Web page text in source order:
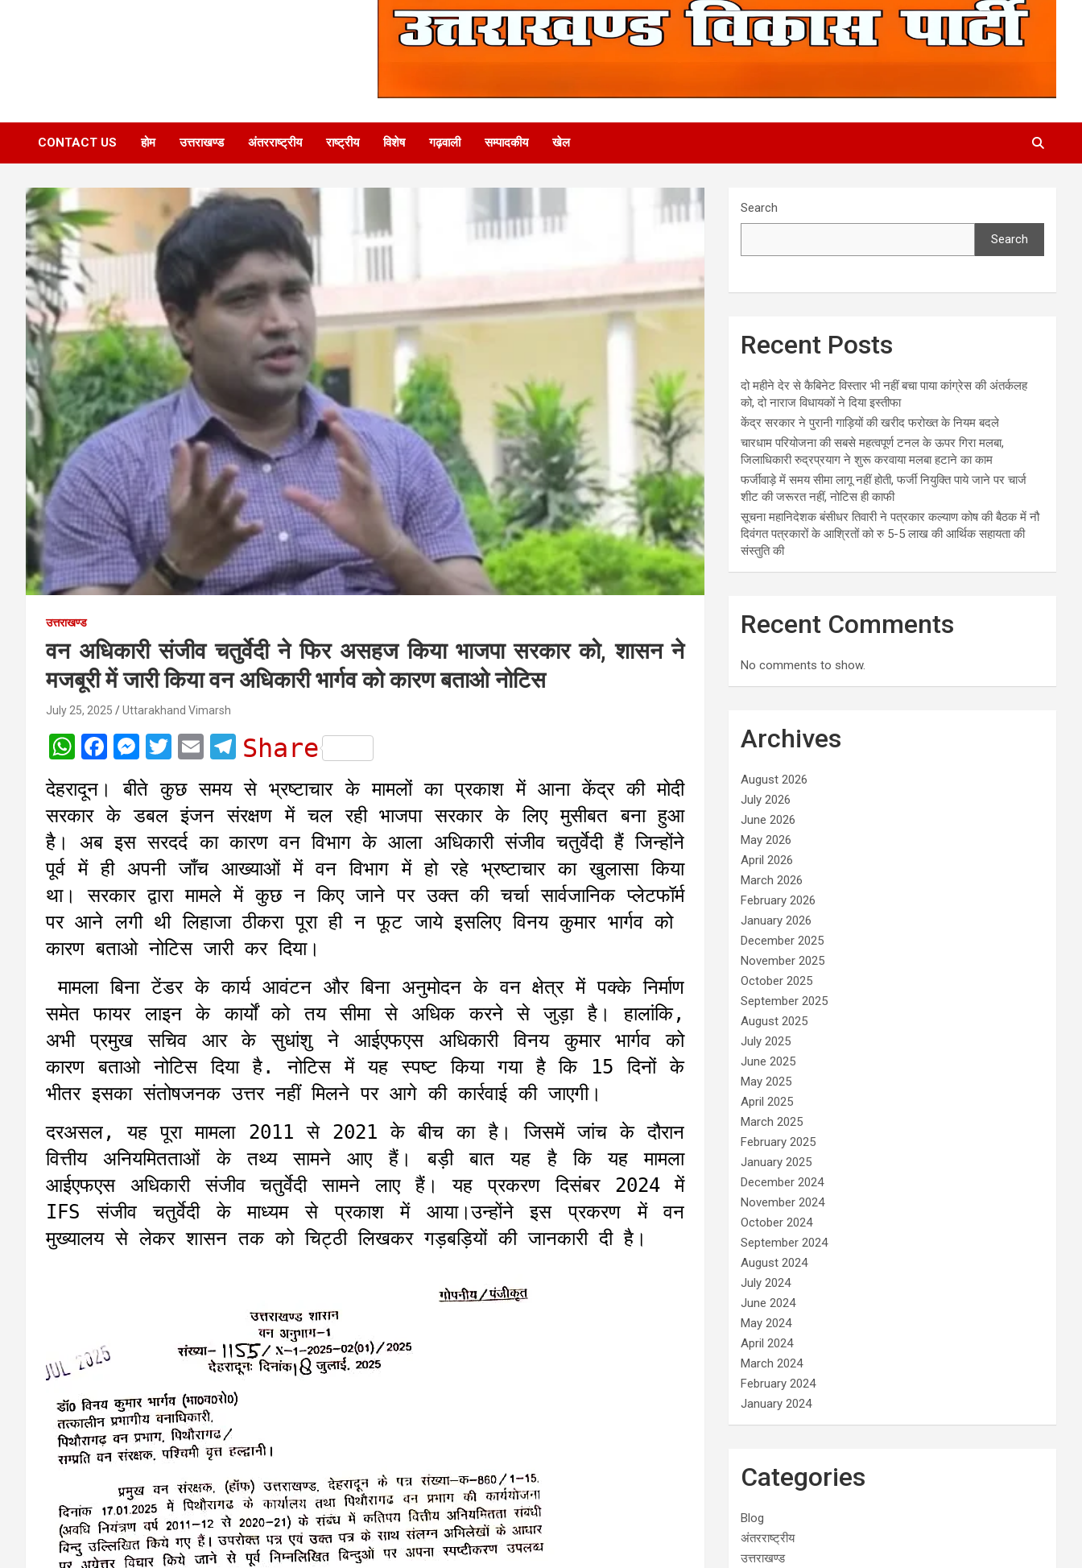
CONTACT US होम उत्तराखण्ड अंतरराष्ट्रीय राष्ट्रीय विशेष गढ़वाली सम्पादकीय खेल
उत्तराखण्ड
वन अधिकारी संजीव चतुर्वेदी ने फिर असहज किया भाजपा सरकार को, शासन ने
मजबूरी में जारी किया वन अधिकारी भार्गव को कारण बताओ नोटिस
July 25, 2025 Uttarakhand Vimarsh
W
a
t
s
A
p
p
F
c
e
b
o
o
k
M
e
s
s
e
n
g
e
r
T
i
t
t
e
r
E
a
i
l
T
e
l
e
g
r
a
m
Share
देहरादून। बीते कुछ समय से भ्रष्टाचार के मामलों का प्रकाश में आना केंद्र की मोदी
सरकार के डबल इंजन संरक्षण में चल रही भाजपा सरकार के लिए मुसीबत बना हुआ
है। अब इस सरदर्द का कारण वन विभाग के आला अधिकारी संजीव चतुर्वेदी हैं जिन्होंने
पूर्व में ही अपनी जाँच आख्याओं में वन विभाग में हो रहे भ्रष्टाचार का खुलासा किया
था। सरकार द्वारा मामले में कुछ न किए जाने पर उक्त की चर्चा सार्वजानिक प्लेटफॉर्म
पर आने लगी थी लिहाजा ठीकरा पूरा ही न फूट जाये इसलिए विनय कुमार भार्गव को
कारण बताओ नोटिस जारी कर दिया।
मामला बिना टेंडर के कार्य आवंटन और बिना अनुमोदन के वन क्षेत्र में पक्के निर्माण
समेत फायर लाइन के कार्यों को तय सीमा से अधिक करने से जुड़ा है। हालांकि,
अभी प्रमुख सचिव आर के सुधांशु ने आईएफएस अधिकारी विनय कुमार भार्गव को
कारण बताओ नोटिस दिया है. नोटिस में यह स्पष्ट किया गया है कि 15 दिनों के
भीतर इसका संतोषजनक उत्तर नहीं मिलने पर आगे की कार्रवाई की जाएगी।
दरअसल, यह पूरा मामला 2011 से 2021 के बीच का है। जिसमें जांच के दौरान
वित्तीय अनियमितताओं के तथ्य सामने आए हैं। बड़ी बात यह है कि यह मामला
आईएफएस अधिकारी संजीव चतुर्वेदी सामने लाए हैं। यह प्रकरण दिसंबर 2024 में
IFS संजीव चतुर्वेदी के माध्यम से प्रकाश में आया।उन्होंने इस प्रकरण में वन
मुख्यालय से लेकर शासन तक को चिट्ठी लिखकर गड़बड़ियों की जानकारी दी है।
Search
Search
Recent Posts
दो महीने देर से कैबिनेट विस्तार भी नहीं बचा पाया कांग्रेस की अंतर्कलह
को, दो नाराज विधायकों ने दिया इस्तीफा
केंद्र सरकार ने पुरानी गाड़ियों की खरीद फरोख्त के नियम बदले
चारधाम परियोजना की सबसे महत्वपूर्ण टनल के ऊपर गिरा मलबा,
जिलाधिकारी रुद्रप्रयाग ने शुरू करवाया मलबा हटाने का काम
फर्जीवाड़े में समय सीमा लागू नहीं होती, फर्जी नियुक्ति पाये जाने पर चार्ज
शीट की जरूरत नहीं, नोटिस ही काफी
सूचना महानिदेशक बंसीधर तिवारी ने पत्रकार कल्याण कोष की बैठक में नौ
दिवंगत पत्रकारों के आश्रितों को रु 5-5 लाख की आर्थिक सहायता की
संस्तुति की
Recent Comments
No comments to show.
Archives
August 2026
July 2026
June 2026
May 2026
April 2026
March 2026
February 2026
January 2026
December 2025
November 2025
October 2025
September 2025
August 2025
July 2025
June 2025
May 2025
April 2025
March 2025
February 2025
January 2025
December 2024
November 2024
October 2024
September 2024
August 2024
July 2024
June 2024
May 2024
April 2024
March 2024
February 2024
January 2024
Categories
Blog
अंतरराष्ट्रीय
उत्तराखण्ड